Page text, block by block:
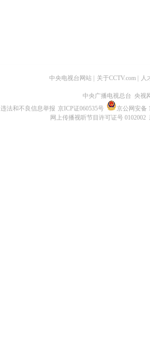
中央电视台网站 关于CCTV.com 人
中央广播电视总台 央视
违法和不良信息举报 京ICP证060535号
京公网安备
网上传播视听节目许可证号 0102002